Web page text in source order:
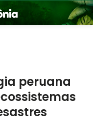
peruana